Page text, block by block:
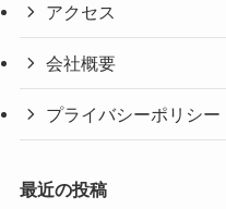
アクセス
会社概要
プライバシーポリシー
最近の投稿